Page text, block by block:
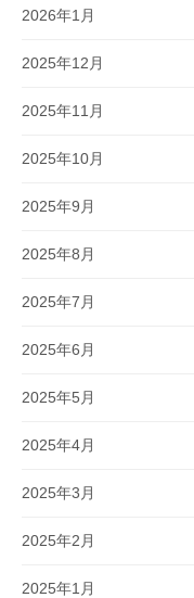
2026年1月
2025年12月
2025年11月
2025年10月
2025年9月
2025年8月
2025年7月
2025年6月
2025年5月
2025年4月
2025年3月
2025年2月
2025年1月